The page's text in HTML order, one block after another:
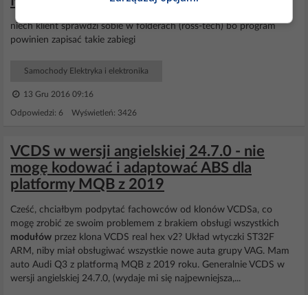
niech klient sprawdzi sobie w folderach (ross-tech) bo program
powinien zapisać takie zabiegi
Samochody Elektryka i elektronika
13 Gru 2016 09:16
Odpowiedzi: 6 Wyświetleń: 3426
VCDS w wersji angielskiej 24.7.0 - nie
mogę kodować i adaptować ABS dla
platformy MQB z 2019
Cześć, chciałbym podpytać fachowców od klonów VCDSa, co
mogę zrobić ze swoim problemem z brakiem obsługi wszystkich
modułów przez klona VCDS real hex v2? Układ wtyczki ST32F
ARM, niby miał obsługiwać wszystkie nowe auta grupy VAG. Mam
auto Audi Q3 z platformą MQB z 2019 roku. Generalnie VCDS w
wersji angielskiej 24.7.0, (wydaje mi się najpewniejsza,...